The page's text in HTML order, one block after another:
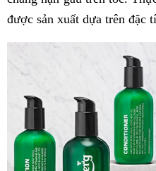
được sản xuất dựa trên đặc